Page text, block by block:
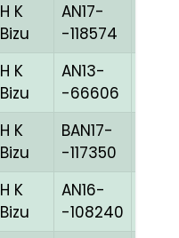
H K
Bizu
AN17-
-118574
H K
Bizu
AN13-
-66606
H K
Bizu
BAN17-
-117350
H K
Bizu
AN16-
-108240